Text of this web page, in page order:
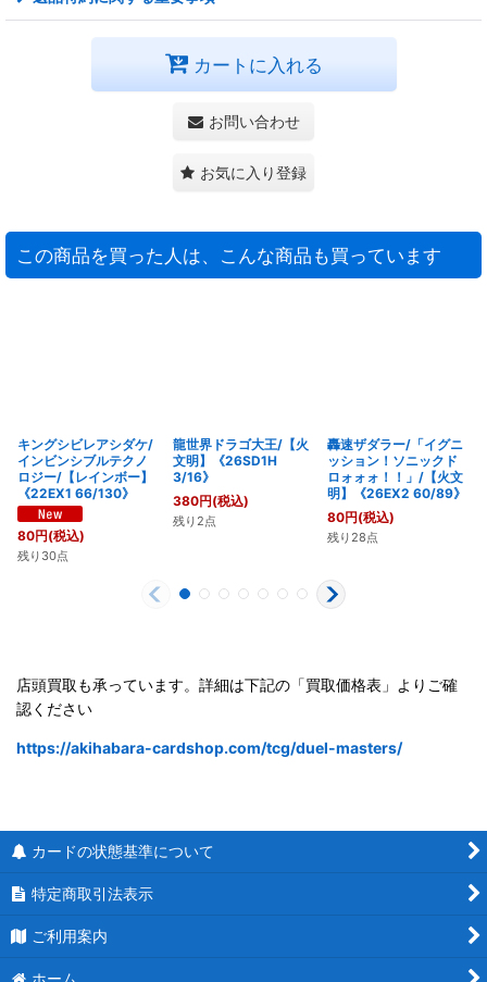
カートに入れる
お問い合わせ
お気に入り登録
この商品を買った人は、こんな商品も買っています
キングシビレアシダケ/
インビンシブルテクノ
ロジー/【レインボー】
《22EX1 66/130》
80円(税込)
残り30点
龍世界ドラゴ大王/【火
文明】《26SD1H
3/16》
380円(税込)
残り2点
轟速ザダラー/「イグニ
ッション！ソニックド
ロォォォ！！」/【火文
明】《26EX2 60/89》
80円(税込)
残り28点
店頭買取も承っています。詳細は下記の「買取価格表」よりご確
認ください
https://akihabara-cardshop.com/tcg/duel-masters/
カードの状態基準について
特定商取引法表示
ご利用案内